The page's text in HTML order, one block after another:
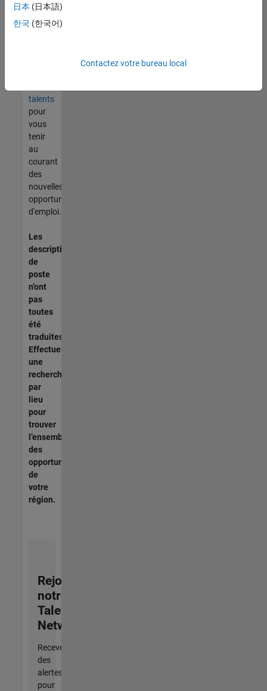
corresponde
à vos
talents
pour
vous
tenir
au
courant
des
nouvelles
opportunités
d'emploi.
Les
descriptions
de
poste
n’ont
pas
toutes
été
traduites.
Effectuez
une
recherche
par
lieu
pour
trouver
l’ensemble
des
opportunités
de
votre
région.
Rejoignez
notre
Talent
Network
Recevez
des
alertes
pour
日本 (日本語)
한국 (한국어)
Contactez votre bureau local